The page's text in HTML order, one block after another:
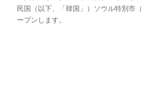
民国（以下、「韓国」）ソウル特別市
ープンします。